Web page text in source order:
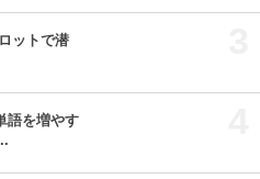
ットで潜
語を増やす